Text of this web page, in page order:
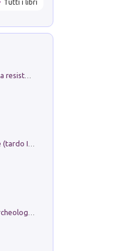
Tutti i libri
Sofiana. In Sicilia centro-meridionale (tardo III-metà IX secolo d.C.): dall'agro-town tardo-imperiale al villaggio medio-bizantino. Nuova ediz.